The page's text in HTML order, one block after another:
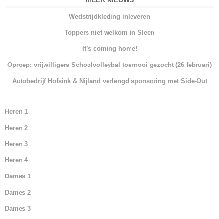
o
k
s
A
p
e
dI
n
Wedstrijdkleding inleveren
Toppers niet welkom in Sleen
It’s coming home!
Oproep: vrijwilligers Schoolvolleybal toernooi gezocht (26 februari)
Autobedrijf Hofsink & Nijland verlengd sponsoring met Side-Out
Heren 1
Heren 2
Heren 3
Heren 4
Dames 1
Dames 2
Dames 3